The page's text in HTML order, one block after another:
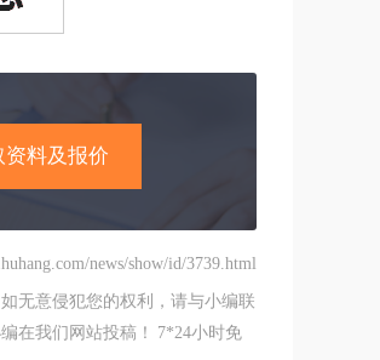
news/show/id/3739.html
无意侵犯您的权利，请与小编联
在我们网站投稿！ 7*24小时免